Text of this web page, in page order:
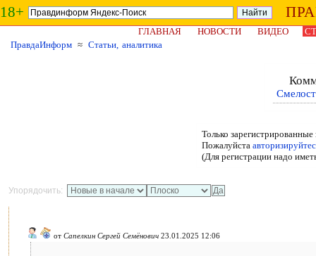
18+
ГЛАВНАЯ НОВОСТИ ВИДЕО
ПравдаИнформ ≈ Статьи, аналитика
Только
Пожалуйста
(Для регистрации надо
Упорядочить:
от Сапелкин Сергей Семёнович 23.01.2025 12:06